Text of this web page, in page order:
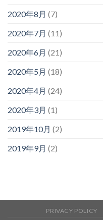
2020年8月 (7)
2020年7月 (11)
2020年6月 (21)
2020年5月 (18)
2020年4月 (24)
2020年3月 (1)
2019年10月 (2)
2019年9月 (2)
PRIVACY POLICY